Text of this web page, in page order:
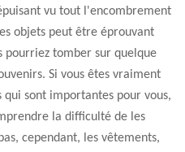
vu tout l'encombrement
objets peut être éprouvant
pourriez tomber sur quelque
Si vous êtes vraiment
qui sont importantes pour vous,
la difficulté de les
cependant, les vêtements,